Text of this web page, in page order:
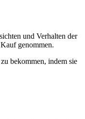
und Verhalten der
genommen.
bekommen, indem sie